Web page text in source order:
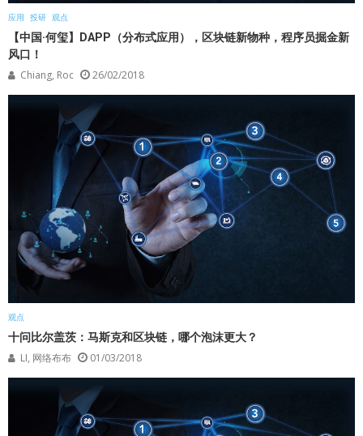
应用 投研 观点
【中国·何玺】DAPP（分布式应用），区块链新物种，程序员掘金新
风口！
Chiang, Roc 26/02/2018
观点
十问比尔盖茨：马斯克和区块链，哪个泡沫更大？
LI, 网络布布 01/03/2018